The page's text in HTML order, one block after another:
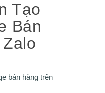
Tạo
Bán
bán hàng trên